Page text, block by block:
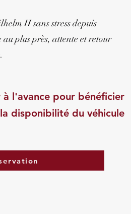
II sans stress depuis
plus près, attente et retour
à l'avance pour bénéficier
disponibilité du véhicule